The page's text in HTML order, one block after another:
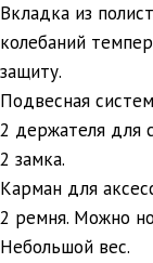
Вкладка из
колебаний
защиту.
Подвесная
2 держателя для
2 замка.
Карман для
2 ремня. Можно
Небольшой вес.